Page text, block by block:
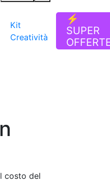
Kit
Creatività
⚡
SUPER
costo del